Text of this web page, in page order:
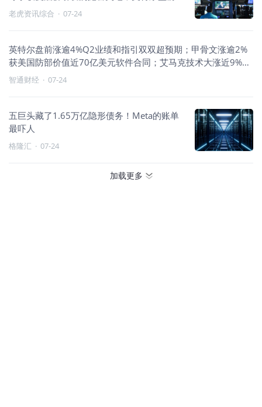
升逾4%，艾马克大涨超9%，SAP升逾6%，
老虎资讯综合 · 07-24
英特尔盘前涨逾4%Q2业绩和指引双双超预期；甲骨文涨逾2%
获美国防部价值近70亿美元软件合同；艾马克技术大涨近9%与
英伟
智通财经 · 07-24
五巨头藏了1.65万亿隐形债务！Meta的账单
最吓人
格隆汇 · 07-24
加载更多